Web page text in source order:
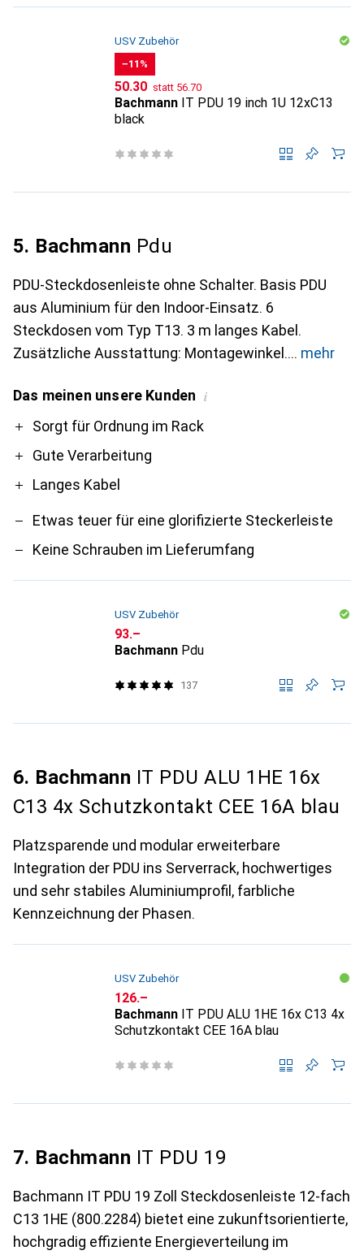
USV Zubehör
−11%
CHF
50.30 statt CHF
56.70
Bachmann IT PDU 19 inch 1U 12xC13
black
5. Bachmann Pdu
PDU-Steckdosenleiste ohne Schalter. Basis PDU
aus Aluminium für den Indoor-Einsatz. 6
Steckdosen vom Typ T13. 3 m langes Kabel.
Zusätzliche Ausstattung: Montagewinkel.
mehr
Das meinen unsere Kunden i
ProSorgt für Ordnung im Rack
Gute Verarbeitung
Langes Kabel
Contra
Etwas teuer für eine glorifizierte Steckerleiste
Keine Schrauben im Lieferumfang
USV Zubehör
CHF
93.–
Bachmann Pdu
137
6. Bachmann IT PDU ALU 1HE 16x
C13 4x Schutzkontakt CEE 16A blau
Platzsparende und modular erweiterbare
Integration der PDU ins Serverrack, hochwertiges
und sehr stabiles Aluminiumprofil, farbliche
Kennzeichnung der Phasen.
USV Zubehör
CHF
126.–
Bachmann IT PDU ALU 1HE 16x C13 4x
Schutzkontakt CEE 16A blau
7. Bachmann IT PDU 19
Bachmann IT PDU 19 Zoll Steckdosenleiste 12-fach
C13 1HE (800.2284) bietet eine zukunftsorientierte,
hochgradig effiziente Energieverteilung im